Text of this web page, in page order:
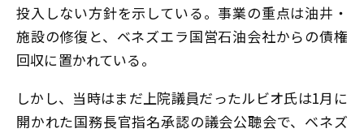
投入しない方針を示している。事業の重点は油井・
施設の修復と、ベネズエラ国営石油会社からの債権
回収に置かれている。
しかし、当時はまだ上院議員だったルビオ氏は1月に
開かれた国務長官指名承認の議会公聴会で、ベネズ